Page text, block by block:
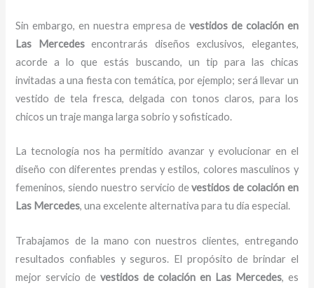
Sin embargo, en nuestra empresa devestidos de colaciónen
Las Mercedesencontrarás diseños exclusivos, elegantes,
acorde a lo que estás buscando, un tip para las chicas
invitadas a una fiesta con temática, por ejemplo; será llevar un
vestido de tela fresca, delgada con tonos claros, para los
chicos un traje manga larga sobrio y sofisticado.
La tecnología nos ha permitido avanzar y evolucionar en el
diseño con diferentes prendas y estilos, colores masculinos y
femeninos, siendo nuestro servicio devestidos de colación en
Las Mercedes, una excelente alternativa para tu día especial.
Trabajamos de la mano con nuestros clientes, entregando
resultados confiables y seguros. El propósito de brindar el
mejor servicio de vestidos decolación en Las Mercedes, es